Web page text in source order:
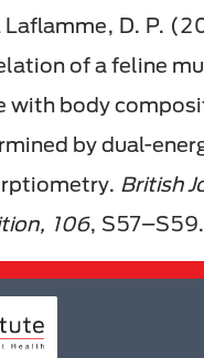
Laflamme, D. P.
of a feline
with body
by dual-
British
106, S57–S59.